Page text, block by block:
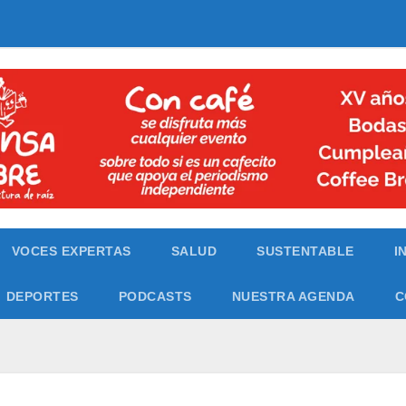
VOCES EXPERTAS SALUD SUSTENTABLE
DEPORTES PODCASTS NUESTRA AGENDA